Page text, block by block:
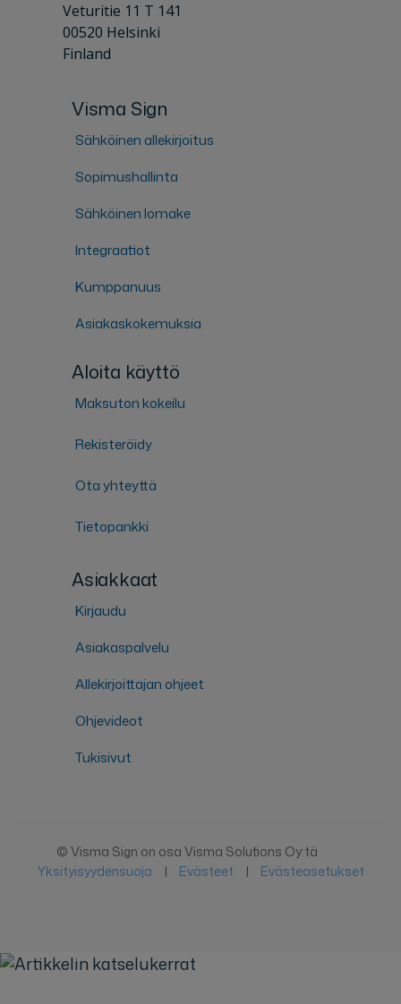
Veturitie 11 T 141
00520 Helsinki
Finland
Visma Sign
Sähköinen allekirjoitus
Sopimushallinta
Sähköinen lomake
Integraatiot
Kumppanuus
Asiakaskokemuksia
Aloita käyttö
Maksuton kokeilu
Rekisteröidy
Ota yhteyttä
Tietopankki
Asiakkaat
Kirjaudu
Asiakaspalvelu
Allekirjoittajan ohjeet
Ohjevideot
Tukisivut
© Visma Sign on osa Visma Solutions Oy:tä
Yksityisyydensuoja
| Evästeet | Evästeasetukset